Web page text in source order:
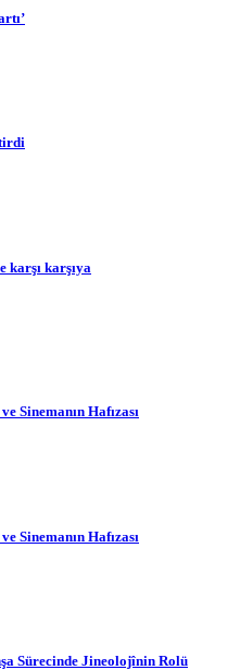
karşıya
Sinemanın Hafızası
Sinemanın Hafızası
Sürecinde Jineolojînin Rolü